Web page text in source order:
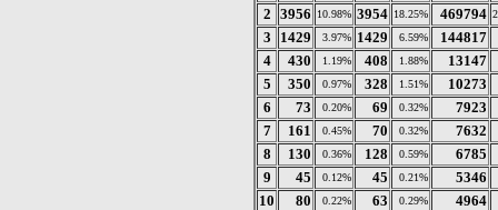
2 3956 10.98% 3954 18.25% 469794
3 1429 3.97% 1429 6.59%
144817
4
430 1.19% 408 1.88%
13147
5
350 0.97% 328 1.51%
10273
6
73 0.20% 69 0.32%
7923
7
161 0.45% 70 0.32%
7632
8
130 0.36% 128 0.59%
6785
9
45 0.12% 45 0.21%
5346
10
80 0.22% 63 0.29% 4964